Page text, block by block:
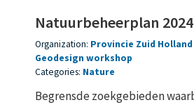
Natuurbeheerplan 2024
Organization: Provincie Zuid Holland
Geodesign workshop
Categories: Nature
Begrensde zoekgebieden